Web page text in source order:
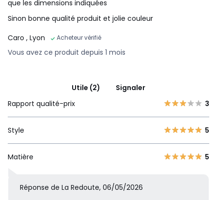
que les dimensions indiquées
Sinon bonne qualité produit et jolie couleur
Caro , Lyon Acheteur vérifié
Vous avez ce produit depuis 1 mois
Utile (2)
Signaler
Rapport qualité-prix
3
Style 5
Matière 5
Réponse de La Redoute, 06/05/2026